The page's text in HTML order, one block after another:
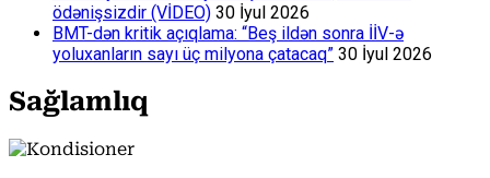
ödənişsizdir (VİDEO) 30 İyul 2026
BMT-dən kritik açıqlama: “Beş ildən sonra İİV-ə
yoluxanların sayı üç milyona çatacaq” 30 İyul 2026
Sağlamlıq